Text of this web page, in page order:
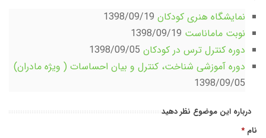
نمایشگاه هنری کودکان
نوبت ماماناست
دوره کنترل ترس در کودکان
دوره آموزشی شناخت، کنترل و بیان احساسات ( ویژه مادران)
1398/09/05
درباره این موضوع نظر دهید
نام *